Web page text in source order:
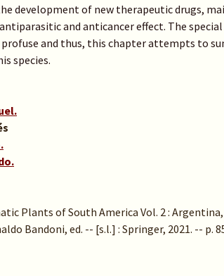
development of new therapeutic drugs,
and anticancer effect. The
profuse and thus, this chapter attempts to
species.
Plants of South America Vol. 2 :
Bandoni, ed. -- [s.l.] : Springer, 2021. -- p.